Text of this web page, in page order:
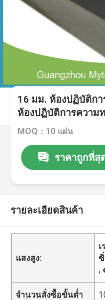
16 มม. ห้องปฏิบัติก
ห้องปฏิบัติการความ
MOQ：10 แผ่น
ราคาถูกที่สุ
รายละเอียดสินค้า
แสงสูง:
,
จำนวนสั่งซื้อขั้นต่ำ